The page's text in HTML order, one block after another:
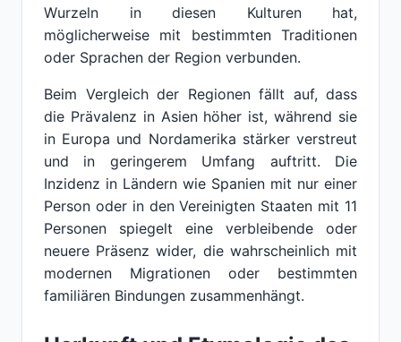
Wurzeln in diesen Kulturen hat,
möglicherweise mit bestimmten Traditionen
oder Sprachen der Region verbunden.
Beim Vergleich der Regionen fällt auf, dass
die Prävalenz in Asien höher ist, während sie
in Europa und Nordamerika stärker verstreut
und in geringerem Umfang auftritt. Die
Inzidenz in Ländern wie Spanien mit nur einer
Person oder in den Vereinigten Staaten mit 11
Personen spiegelt eine verbleibende oder
neuere Präsenz wider, die wahrscheinlich mit
modernen Migrationen oder bestimmten
familiären Bindungen zusammenhängt.